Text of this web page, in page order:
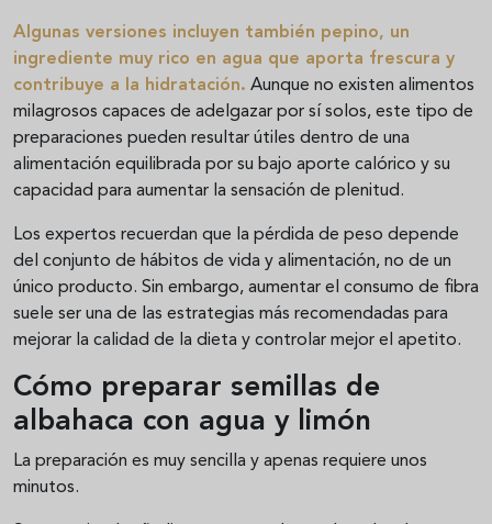
Algunas versiones incluyen también pepino, un
ingrediente muy rico en agua que aporta frescura y
contribuye a la hidratación. Aunque no existen alimentos
milagrosos capaces de adelgazar por sí solos, este tipo de
preparaciones pueden resultar útiles dentro de una
alimentación equilibrada por su bajo aporte calórico y su
capacidad para aumentar la sensación de plenitud.
Los expertos recuerdan que la pérdida de peso depende
del conjunto de hábitos de vida y alimentación, no de un
único producto. Sin embargo, aumentar el consumo de fibra
suele ser una de las estrategias más recomendadas para
mejorar la calidad de la dieta y controlar mejor el apetito.
Cómo preparar semillas de
albahaca con agua y limón
La preparación es muy sencilla y apenas requiere unos
minutos.